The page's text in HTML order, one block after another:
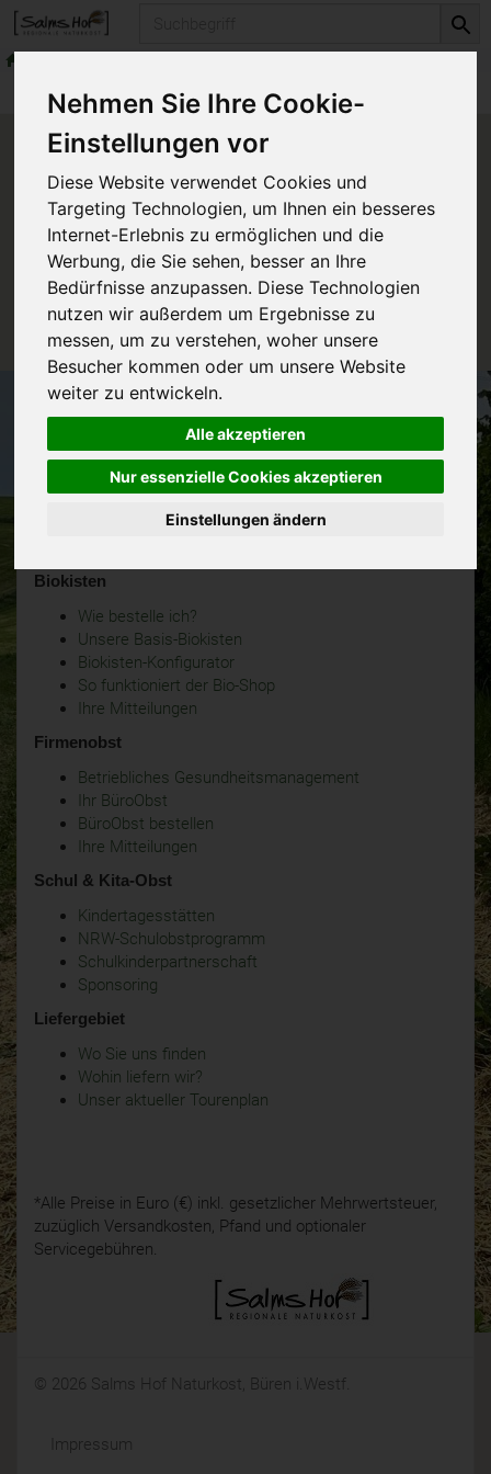
Nehmen Sie Ihre Cookie-
Einstellungen vor
Diese Website verwendet Cookies und
Targeting Technologien, um Ihnen ein besseres
Internet-Erlebnis zu ermöglichen und die
Werbung, die Sie sehen, besser an Ihre
Bedürfnisse anzupassen. Diese Technologien
nutzen wir außerdem um Ergebnisse zu
messen, um zu verstehen, woher unsere
Besucher kommen oder um unsere Website
weiter zu entwickeln.
Alle akzeptieren
Nur essenzielle Cookies akzeptieren
Einstellungen ändern
Produkte
Produkt "PAD Check-in Box -
For two -" nicht verfügbar.
Das von Ihnen gesuchte Produkt ist leider zur Zeit
nicht verfügbar.
Biokisten
Wie bestelle ich?
Unsere Basis-Biokisten
Biokisten-Konfigurator
So funktioniert der Bio-Shop
Ihre Mitteilungen
Firmenobst
Betriebliches Gesundheitsmanagement
Ihr BüroObst
BüroObst bestellen
Ihre Mitteilungen
Schul & Kita-Obst
Kindertagesstätten
NRW-Schulobstprogramm
Schulkinderpartnerschaft
Sponsoring
Liefergebiet
Wo Sie uns finden
Wohin liefern wir?
Unser aktueller Tourenplan
*Alle Preise in Euro (€) inkl. gesetzlicher Mehrwertsteuer,
zuzüglich Versandkosten, Pfand und optionaler
Servicegebühren.
© 2026 Salms Hof Naturkost, Büren i.Westf.
Impressum